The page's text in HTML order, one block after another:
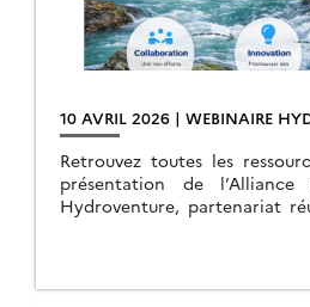
10 AVRIL 2026 | WEBINAIRE
Retrouvez toutes les
présentation de
Hydroventure, partenariat